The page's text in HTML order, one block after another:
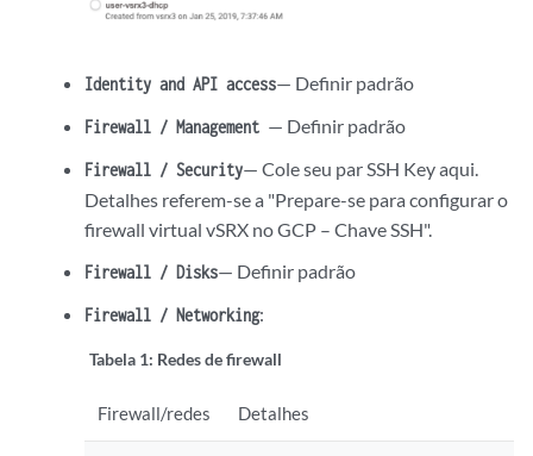
Identity and API access— Definir padrão
Firewall / Management — Definir padrão
Firewall / Security— Cole seu par SSH Key aqui.
Detalhes referem-se a "Prepare-se para configurar o
firewall virtual vSRX no GCP – Chave SSH".
Firewall / Disks— Definir padrão
Firewall / Networking:
Tabela 1: Redes de firewall
Firewall/redes Detalhes